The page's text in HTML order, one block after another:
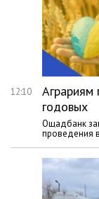
12:10
Аграриям
годовых
Ощадбанк
проведения